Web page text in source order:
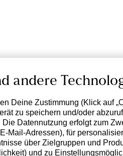
andere
Deine Zustimmung (Klick auf
zu speichern und/oder
Die Datennutzung erfolgt zum
Mail-Adressen), für
über Zielgruppen und
und zu